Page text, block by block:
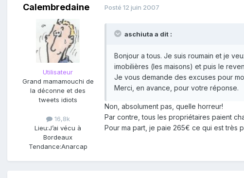
Calembredaine
Utilisateur
Grand mamamouchi de
la déconne et des
tweets idiots
16,8k
Lieu:J’ai vécu à
Bordeaux
Tendance:Anarcap
Posté 12 juin 2007
aschiuta a dit :
Bonjour a tous. Je suis roumain et je
imobilières (les maisons) et puis le
Je vous demande des excuses pour
Merci, en avance, pour votre réponse.
Non, absolument pas, quelle horreur!
Par contre, tous les propriétaires paient
Pour ma part, je paie 265€ ce qui est très